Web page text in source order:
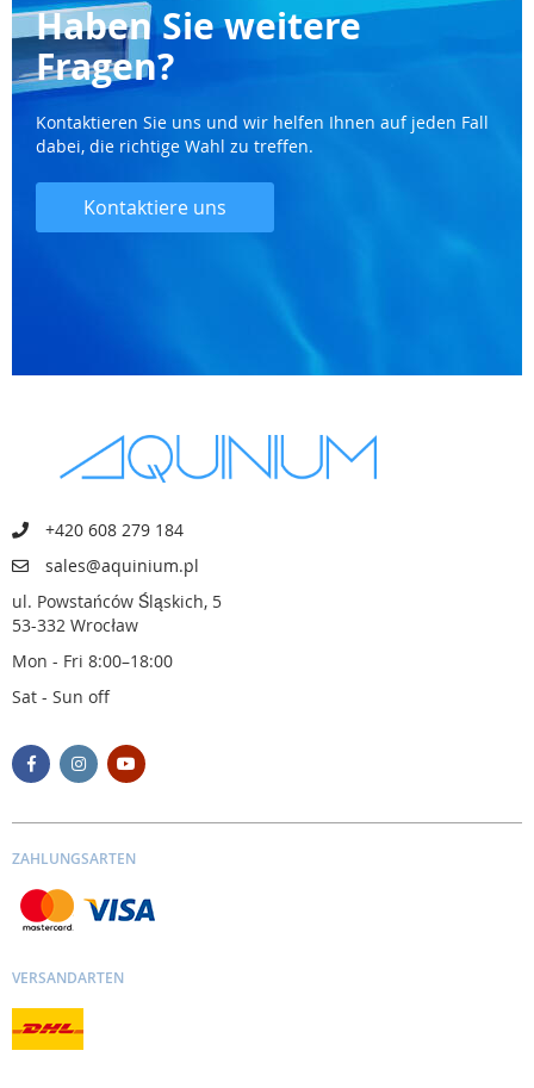
Haben Sie weitere
Fragen?
Kontaktieren Sie uns und wir helfen Ihnen auf jeden Fall
dabei, die richtige Wahl zu treffen.
Kontaktiere uns
+420 608 279 184
sales@aquinium.pl
ul. Powstańców Śląskich, 5
53-332 Wrocław
Mon - Fri 8:00–18:00
Sat - Sun off
ZAHLUNGSARTEN
VERSANDARTEN